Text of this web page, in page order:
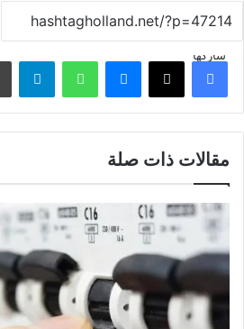
شاركهافيسبوك ‫X ماسنجر واتساب
مقالات ذات صلة